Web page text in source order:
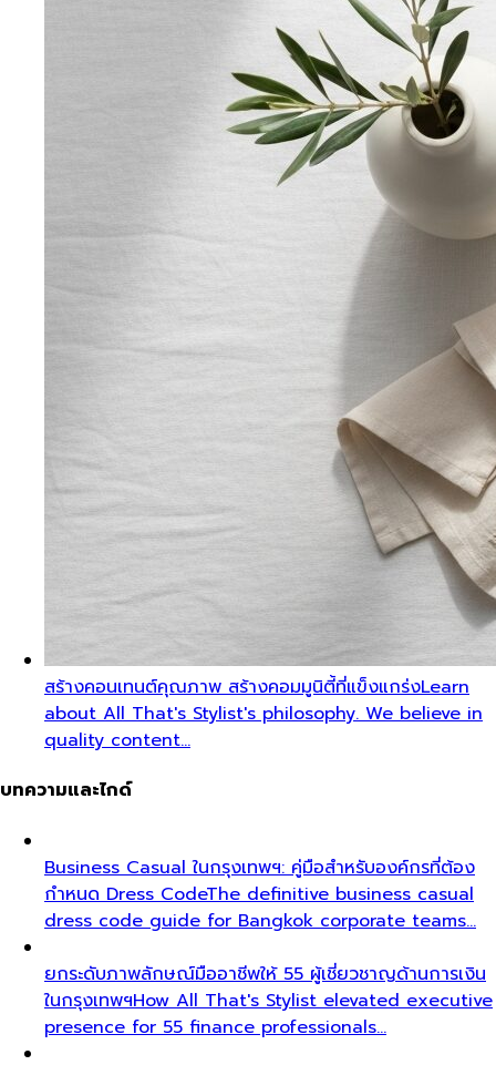
สร้างคอนเทนต์คุณภาพ สร้างคอมมูนิตี้ที่แข็งแกร่งLearn
about All That's Stylist's philosophy. We believe in
quality content…
บทความและไกด์
Business Casual ในกรุงเทพฯ: คู่มือสำหรับองค์กรที่ต้อง
กำหนด Dress CodeThe definitive business casual
dress code guide for Bangkok corporate teams…
ยกระดับภาพลักษณ์มืออาชีพให้ 55 ผู้เชี่ยวชาญด้านการเงิน
ในกรุงเทพฯHow All That's Stylist elevated executive
presence for 55 finance professionals…